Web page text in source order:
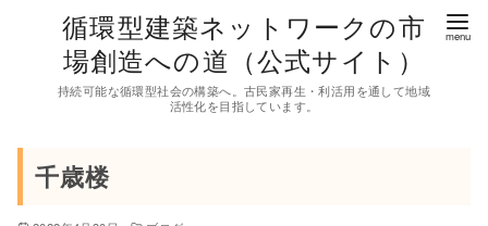
循環型建築ネットワークの市
場創造への道（公式サイト）
持続可能な循環型社会の構築へ。古民家再生・利活用を通して地域
活性化を目指しています。
千歳楼